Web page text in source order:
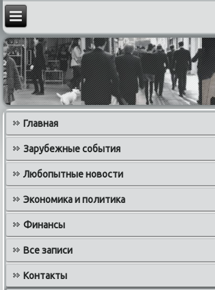
Главная
Зарубежные события
Любопытные новости
Экономика и политика
Финансы
Все записи
Контакты